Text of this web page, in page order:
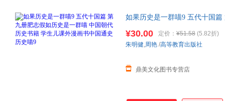
如果历史是一群喵9 五代十国
¥30.00 定价： ¥51.58 (5.82折)
鼎美文化图书专营店
朱明健,周艳 /高等教育出版社